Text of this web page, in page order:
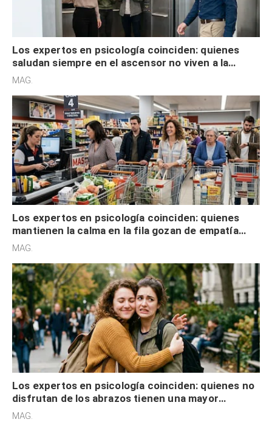
Los expertos en psicología coinciden: quienes
saludan siempre en el ascensor no viven a la
defensiva y tienen apertura social
MAG.
Los expertos en psicología coinciden: quienes
mantienen la calma en la fila gozan de empatía
cognitiva, gratitud y no solo tienen autocontrol
MAG.
Los expertos en psicología coinciden: quienes no
disfrutan de los abrazos tienen una mayor
sensibilidad a los estímulos físicos y no es por
MAG.